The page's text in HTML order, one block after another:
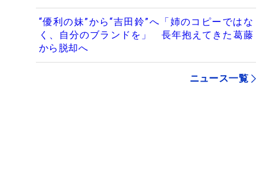
“優利の妹”から“吉田鈴”へ「姉のコピーではな
く、自分のブランドを」 長年抱えてきた葛藤
から脱却へ
ニュース一覧